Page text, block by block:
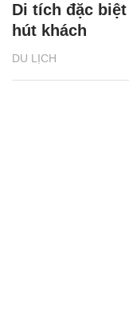
DU LỊCH
Di tích đặc biệt
hút khách